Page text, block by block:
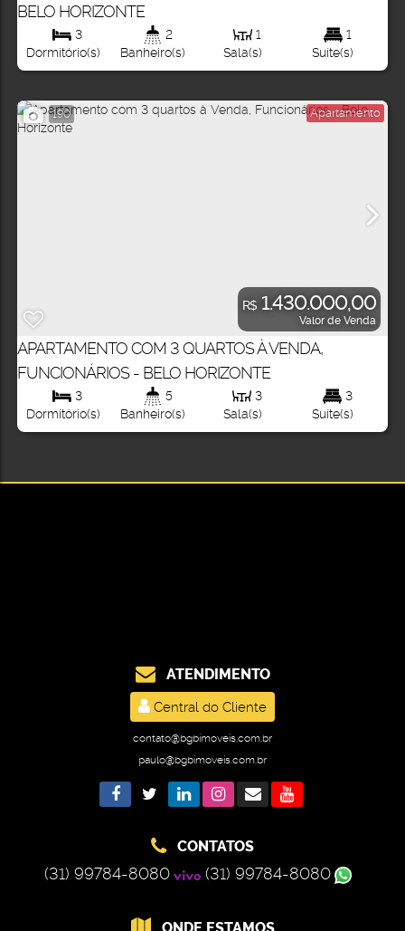
BELO HORIZONTE
3
Dormitório(s)
2
Banheiro(s)
1
Sala(s)
1
Suíte(s)
190 Apartamento
R$ 1.430.000,00
Valor de Venda
APARTAMENTO COM 3 QUARTOS À VENDA,
FUNCIONÁRIOS - BELO HORIZONTE
3
Dormitório(s)
5
Banheiro(s)
3
Sala(s)
3
Suíte(s)
ATENDIMENTO
Central do Cliente
contato@bgbimoveis.com.br
paulo@bgbimoveis.com.br
CONTATOS
(31) 99784-8080 (31) 99784-8080